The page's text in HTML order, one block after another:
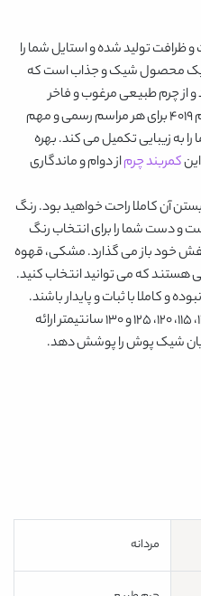
تولید شده و استایل شما را
محصولشیک و جذاب است که
چرم طبیعی مرغوب و فاخر
برای هر مراسم رسمی و مهم
به زیبایی تکمیل می کند. بهره
کمربند چرماز دوام و ماندگاری
آن کاملا راحت خواهید بود. رنگ
و دست شما را برای انتخاب رنگ
خود باز می گذارد.مشکی، قهوه
که می توانید انتخاب کنید.
و کاملا با ثبات و پایدار باشند.
در سایزهای 110، 115، 120، 125 و 130 سانتیمتر ارائه
شیک پوش را پوشش دهد.
مردانه